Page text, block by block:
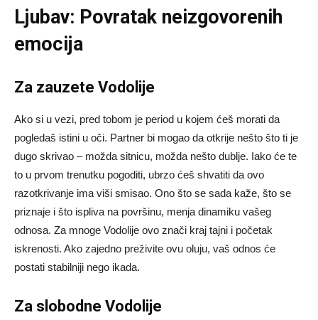
Ljubav: Povratak neizgovorenih
emocija
Za zauzete Vodolije
Ako si u vezi, pred tobom je period u kojem ćeš morati da
pogledaš istini u oči. Partner bi mogao da otkrije nešto što ti je
dugo skrivao – možda sitnicu, možda nešto dublje. Iako će te
to u prvom trenutku pogoditi, ubrzo ćeš shvatiti da ovo
razotkrivanje ima viši smisao. Ono što se sada kaže, što se
priznaje i što ispliva na površinu, menja dinamiku vašeg
odnosa. Za mnoge Vodolije ovo znači kraj tajni i početak
iskrenosti. Ako zajedno preživite ovu oluju, vaš odnos će
postati stabilniji nego ikada.
Za slobodne Vodolije